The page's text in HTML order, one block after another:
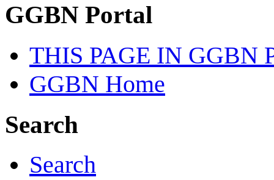
GGBN Portal
THIS PAGE IN GGBN
GGBN Home
Search
Search